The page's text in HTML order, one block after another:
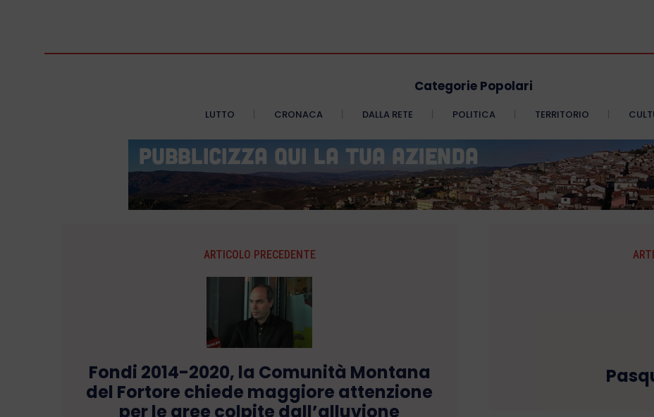
Categorie Popolari
LUTTO CRONACA DALLA RETE POLITICA TERRITORIO
ARTICOLO PRECEDENTE
Fondi 2014-2020, la Comunità Montana
del Fortore chiede maggiore attenzione
per le aree colpite dall’alluvione